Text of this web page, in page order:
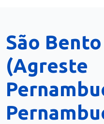
São
(Agreste